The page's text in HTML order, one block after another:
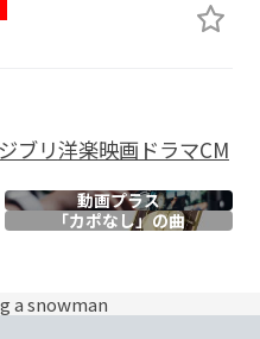
ブリ洋楽映画ドラマCM
動画プラス
「カポなし」の曲
a snowman